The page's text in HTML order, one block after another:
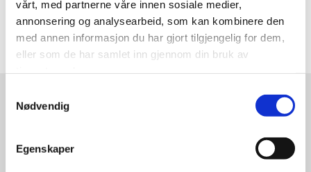
vårt, med partnerne våre innen sosiale medier,
annonsering og analysearbeid, som kan kombinere den
med annen informasjon du har gjort tilgjengelig for dem,
eller som de har samlet inn gjennom din bruk av
Nødvendig
Egenskaper
Relaterte produkter